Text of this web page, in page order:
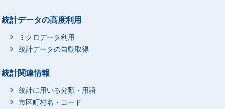
統計データの高度利用
ミクロデータ利用
統計データの自動取得
統計関連情報
統計に用いる分類・用語
市区町村名・コード